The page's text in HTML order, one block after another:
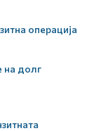
операција
на долг